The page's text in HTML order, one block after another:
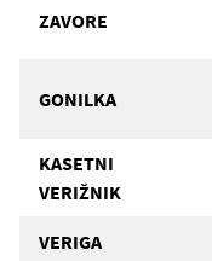
ZAVORE
GONILKA
KASETNI
VERIŽNIK
VERIGA